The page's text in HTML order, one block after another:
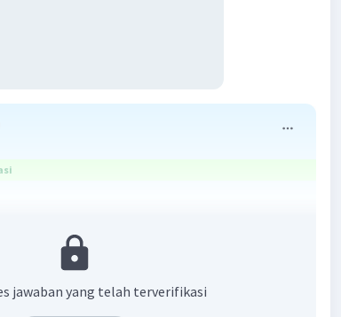
jawaban yang telah terverifikasi